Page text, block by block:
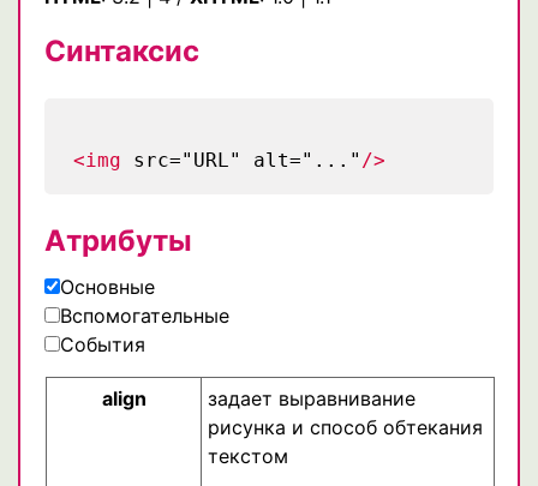
Синтаксис
<img src="URL" alt="..." />
Атрибуты
Основные
Вспомогательные
События
align
задает выравнивание
рисунка и способ обтекания
текстом